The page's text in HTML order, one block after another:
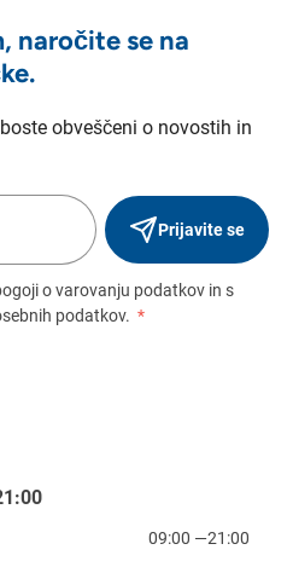
naročite se na
obveščeni o novostih in
Prijavite se
o varovanju podatkov in s
podatkov. *
09:00 —21:00